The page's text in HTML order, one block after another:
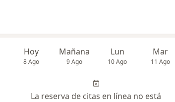
Hoy
8 Ago
Mañana
9 Ago
Lun
10 Ago
Mar
11 Ago
La reserva de citas en línea no está